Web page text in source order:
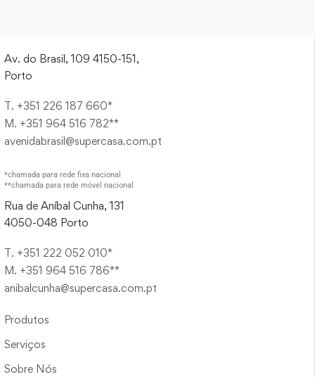
Av. do Brasil, 109 4150-151,
Porto
T. +351 226 187 660*
M. +351 964 516 782**
avenidabrasil@supercasa.com.pt
*chamada para rede fixa nacional
**chamada para rede móvel nacional
Rua de Aníbal Cunha, 131
4050-048 Porto
T. +351 222 052 010*
M. +351 964 516 786**
anibalcunha@supercasa.com.pt
Produtos
Serviços
Sobre Nós